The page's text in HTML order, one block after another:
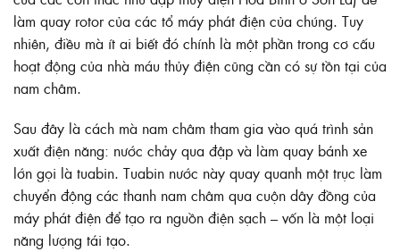
làm quay rotor của các tổ máy phát điện của chúng. Tuy
nhiên, điều mà ít ai biết đó chính là một phần trong cơ cấu
hoạt động của nhà máu thủy điện cũng cần có sự tồn tại của
nam châm.
Sau đây là cách mà nam châm tham gia vào quá trình sản
xuất điện năng: nước chảy qua đập và làm quay bánh xe
lớn gọi là tuabin. Tuabin nước này quay quanh một trục làm
chuyển động các thanh nam châm qua cuộn dây đồng của
máy phát điện để tạo ra nguồn điện sạch – vốn là một loại
năng lượng tái tạo.